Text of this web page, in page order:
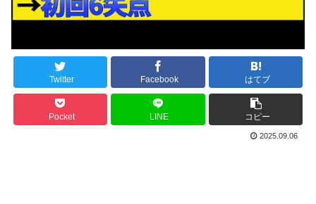
Twitter Facebook はてブ
Pocket LINE コピー
2025.09.06